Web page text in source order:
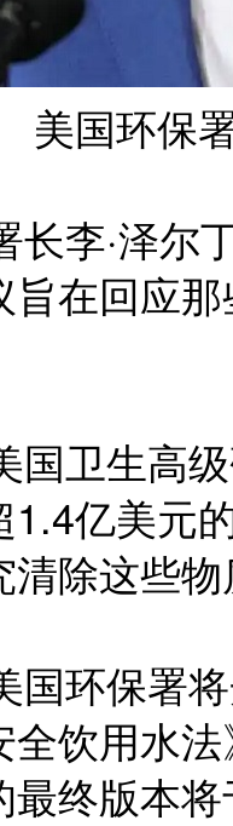
美国环保
李·泽尔
在回应
卫生高
1.4亿美元
除这些
环保署
饮用水
终版本